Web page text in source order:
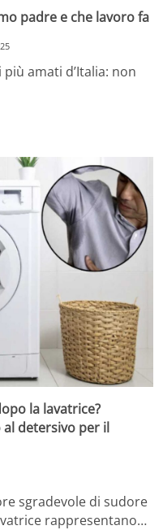
padre e che lavoro fa
amati d’Italia: non
la lavatrice?
detersivo per il
sgradevole di sudore
rappresentano…